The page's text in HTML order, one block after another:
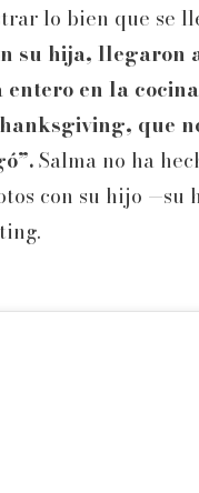
lo bien que se
su hija, llegaron
en la
que
Salma no ha
con su hijo —su